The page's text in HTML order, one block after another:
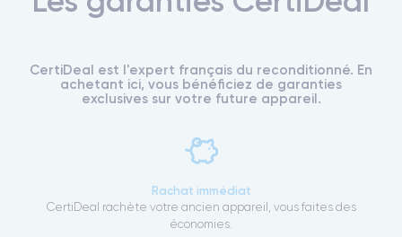
CertiDeal est l'expert français du reconditionné. En
achetant ici, vous bénéficiez de garanties
exclusives sur votre future appareil.
Rachat immédiat
CertiDeal rachète votre ancien appareil, vous faites des
économies.